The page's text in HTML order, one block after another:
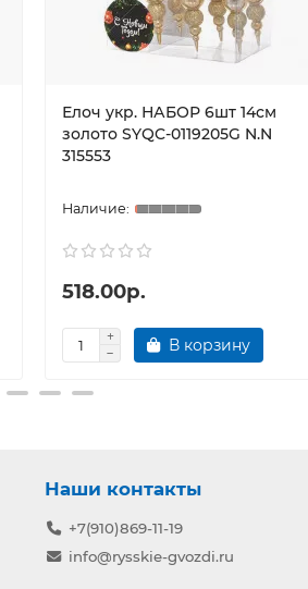
Елоч укр. НАБОР 6шт 14см
золото SYQC-0119205G N.N
315553
518.00р.
В корзину
Наши контакты
+7(910)869-11-19
info@rysskie-gvozdi.ru